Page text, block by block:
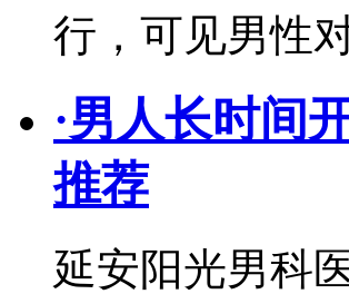
行，可见男性
·男人长时间
推荐
延安阳光男科